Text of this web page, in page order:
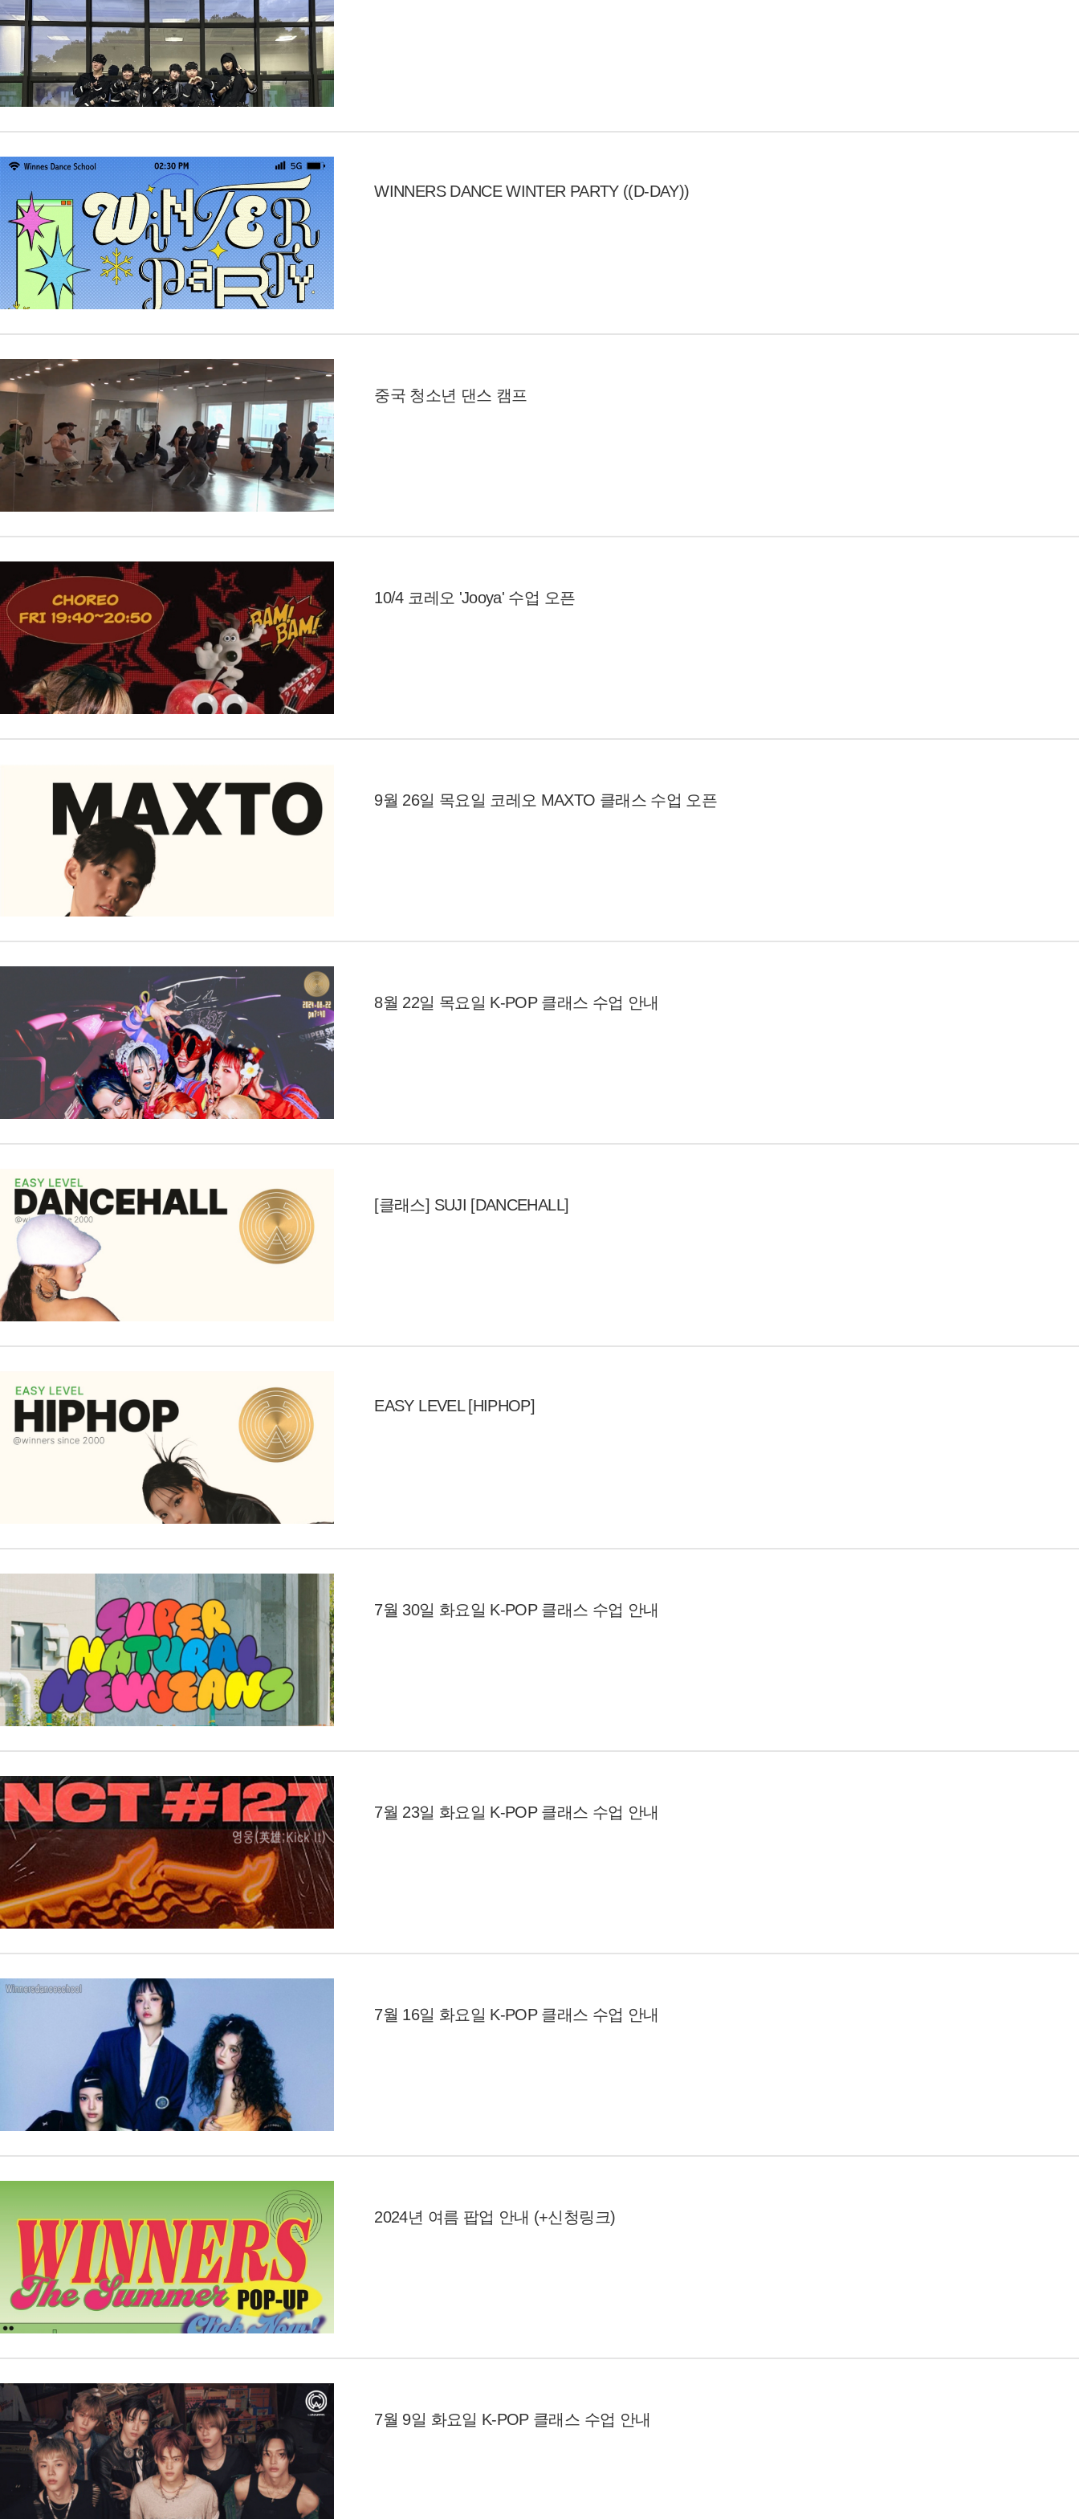
WINNERS DANCE WINTER PARTY ((D-DAY))
중국 청소년 댄스 캠프
10/4 코레오 'Jooya' 수업 오픈
9월 26일 목요일 코레오 MAXTO 클래스 수업 오픈
8월 22일 목요일 K-POP 클래스 수업 안내
[클래스] SUJI [DANCEHALL]
EASY LEVEL [HIPHOP]
7월 30일 화요일 K-POP 클래스 수업 안내
7월 23일 화요일 K-POP 클래스 수업 안내
7월 16일 화요일 K-POP 클래스 수업 안내
2024년 여름 팝업 안내 (+신청링크)
7월 9일 화요일 K-POP 클래스 수업 안내